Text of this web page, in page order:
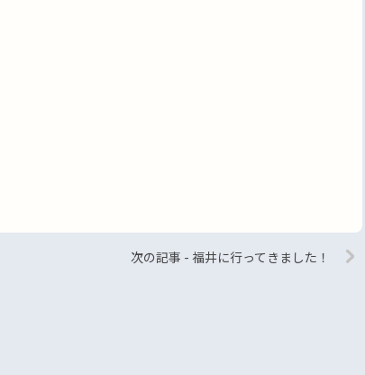
次の記事 - 福井に行ってきました！